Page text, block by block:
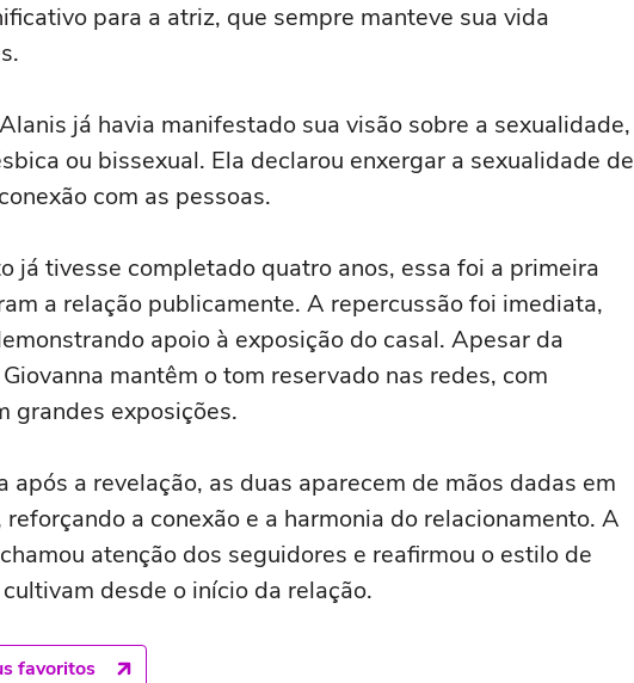
para a atriz, que sempre manteve sua vida
já havia manifestado sua visão sobre a sexualidade,
ou bissexual. Ela declarou enxergar a sexualidade de
com as pessoas.
já tivesse completado quatro anos, essa foi a primeira
a relação publicamente. A repercussão foi imediata,
apoio à exposição do casal. Apesar da
mantêm o tom reservado nas redes, com
grandes exposições.
após a revelação, as duas aparecem de mãos dadas em
a conexão e a harmonia do relacionamento. A
atenção dos seguidores e reafirmou o estilo de
desde o início da relação.
favoritos